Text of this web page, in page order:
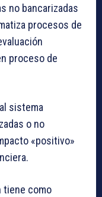
no bancarizadas
procesos de
proceso de
sistema
o no
«positivo»
tiene como